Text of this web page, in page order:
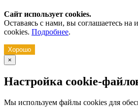
Сайт использует cookies.
Оставаясь с нами, вы соглашаетесь на
cookies. Подробнее.
Хорошо
×
Настройка cookie-
Мы используем файлы cookies для